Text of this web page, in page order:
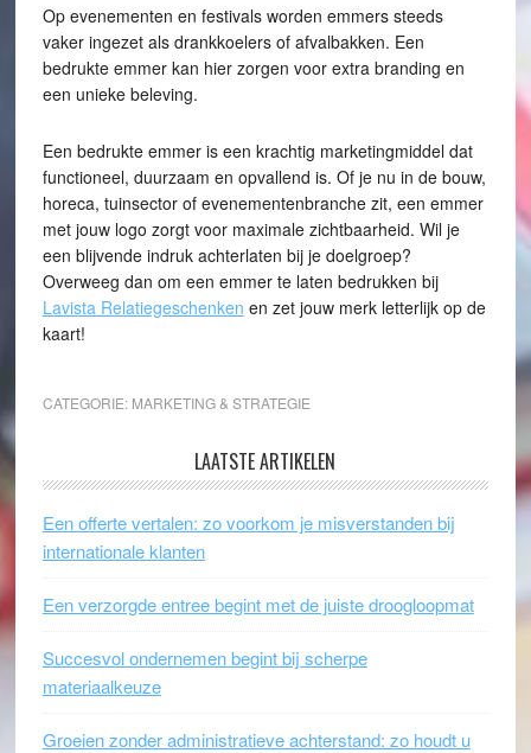
Op evenementen en festivals worden emmers steeds
vaker ingezet als drankkoelers of afvalbakken. Een
bedrukte emmer kan hier zorgen voor extra branding en
een unieke beleving.
Een bedrukte emmer is een krachtig marketingmiddel dat
functioneel, duurzaam en opvallend is. Of je nu in de bouw,
horeca, tuinsector of evenementenbranche zit, een emmer
met jouw logo zorgt voor maximale zichtbaarheid. Wil je
een blijvende indruk achterlaten bij je doelgroep?
Overweeg dan om een emmer te laten bedrukken bij
Lavista Relatiegeschenken en zet jouw merk letterlijk op de
kaart!
CATEGORIE: MARKETING & STRATEGIE
LAATSTE ARTIKELEN
Een offerte vertalen: zo voorkom je misverstanden bij
internationale klanten
Een verzorgde entree begint met de juiste droogloopmat
Succesvol ondernemen begint bij scherpe
materiaalkeuze
Groeien zonder administratieve achterstand: zo houdt u